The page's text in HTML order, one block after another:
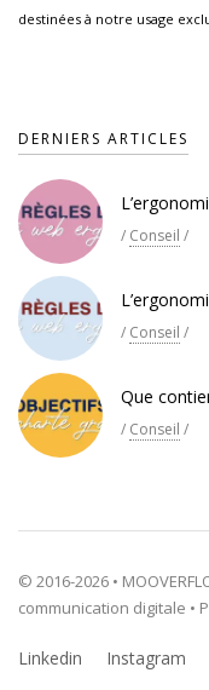
destinées à notre usage
DERNIERS ARTICLES
/ Conseil /
/ Conseil /
Que
/ Conseil /
© 2016-2026 •
communication digitale •
Linkedin Instagram